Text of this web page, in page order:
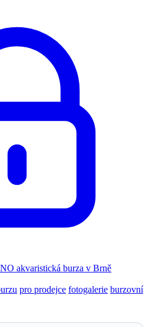
akvaristická burza v Brně
pro prodejce fotogalerie burzovní